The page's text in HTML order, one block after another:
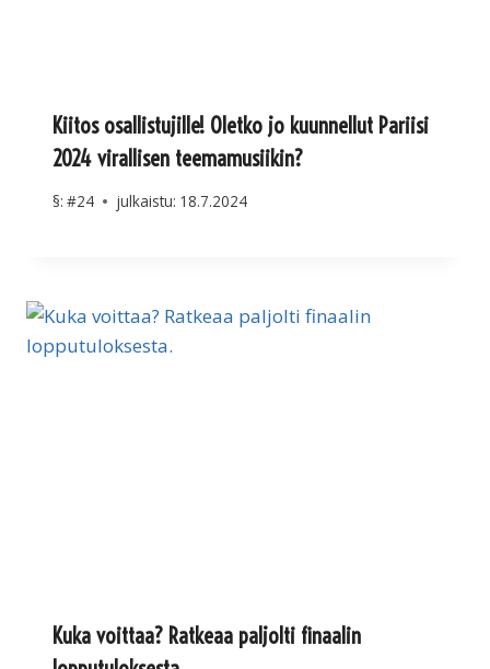
Kiitos osallistujille! Oletko jo kuunnellut Pariisi
2024 virallisen teemamusiikin?
§: #24 julkaistu: 18.7.2024
Kuka voittaa? Ratkeaa paljolti finaalin